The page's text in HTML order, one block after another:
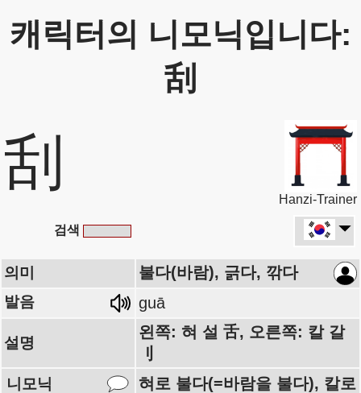
캐릭터의 니모닉입니다:
刮
刮
Hanzi-Trainer
검색
의미 불다(바람), 긁다, 깎다
발음 guā
설명
왼쪽: 혀 설 舌, 오른쪽: 칼 갈
刂
니모닉
혀로 불다(=바람을 불다), 칼로